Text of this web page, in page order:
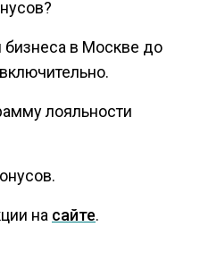
в Москве до
лояльности
на сайте.